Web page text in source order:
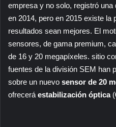
empresa y no solo, registró
en 2014, pero en 2015 existe la
resultados sean mejores. El
sensores, de gama premium,
de 16 y 20 megapíxeles. sitio
fuentes de la división SEM han
sobre un nuevo sensor de 20
ofrecerá estabilización óptica(